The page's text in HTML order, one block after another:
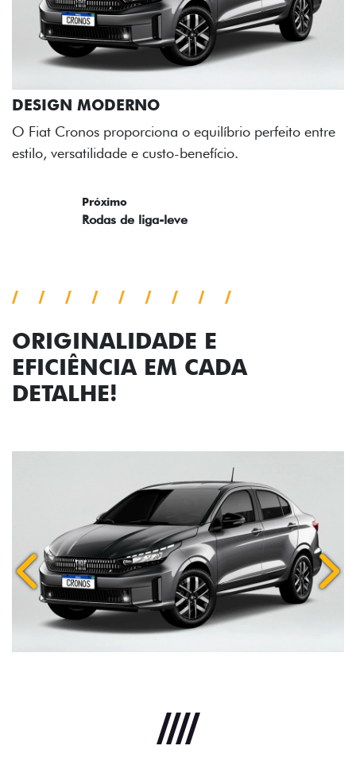
perfeito entre
ORIGINALIDADE E
EFICIÊNCIA EM CADA
DETALHE!
Anterior